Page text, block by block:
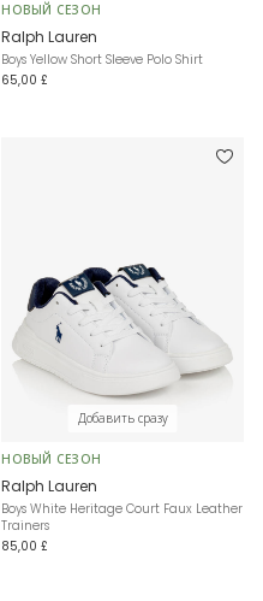
НОВЫЙ СЕЗОН
Ralph Lauren
Boys Yellow Short Sleeve Polo Shirt
65,00 £
Добавить сразу
НОВЫЙ СЕЗОН
Ralph Lauren
Boys White Heritage Court Faux Leather
Trainers
85,00 £